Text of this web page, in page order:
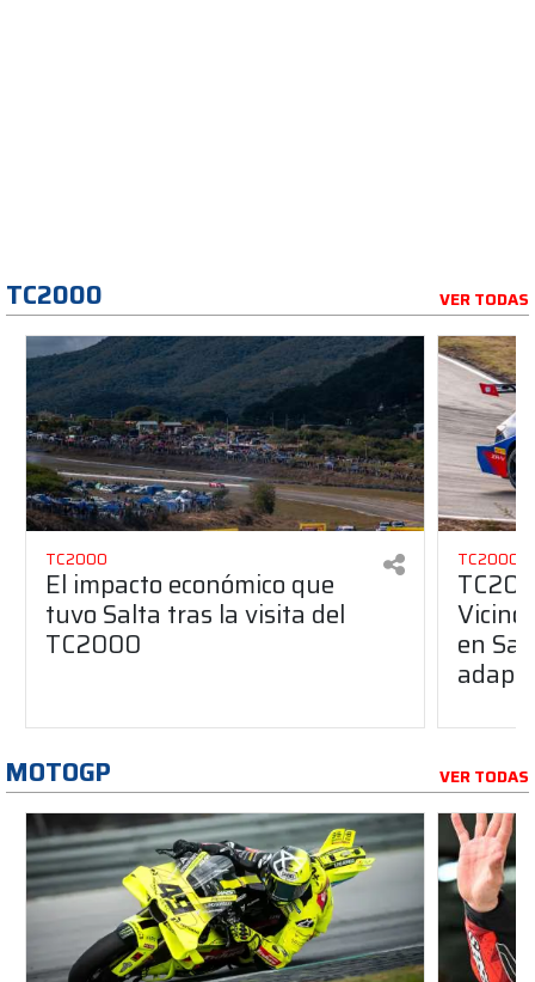
TC2000 VER TODAS
TC2000
El impacto económico que
tuvo Salta tras la visita del
TC2000
TC2000
Vicino
en
MOTOGP VER TODAS